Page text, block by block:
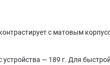
с матовым
— 189 г. Для